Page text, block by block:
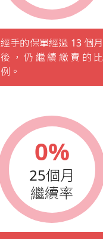
經手的保單經過 13 個月
後，仍繼續繳費的比
例。
0%
25個月
繼續率